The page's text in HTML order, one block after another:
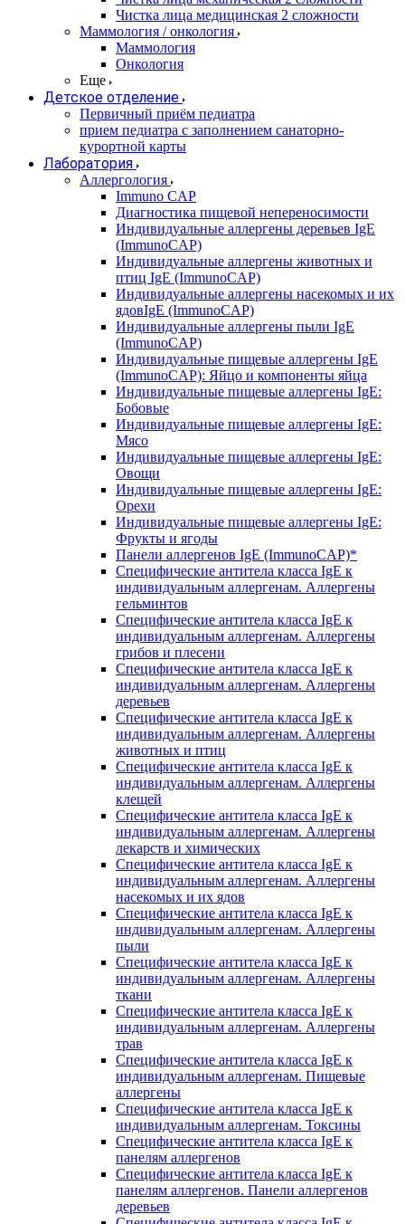
Чистка лица медицинская 2 сложности
Маммология / онкология
Маммология
Онкология
Еще
Детское отделение
Первичный приём педиатра
прием педиатра с заполнением санаторно-
курортной карты
Лаборатория
Аллергология
Immuno CAP
Диагностика пищевой непереносимости
Индивидуальные аллергены деревьев IgE
(ImmunoCAP)
Индивидуальные аллергены животных и
птиц IgE (ImmunoCAP)
Индивидуальные аллергены насекомых и их
ядовIgE (ImmunoCAP)
Индивидуальные аллергены пыли IgE
(ImmunoCAP)
Индивидуальные пищевые аллергены IgE
(ImmunoCAP): Яйцо и компоненты яйца
Индивидуальные пищевые аллергены IgE:
Бобовые
Индивидуальные пищевые аллергены IgE:
Мясо
Индивидуальные пищевые аллергены IgE:
Овощи
Индивидуальные пищевые аллергены IgE:
Орехи
Индивидуальные пищевые аллергены IgE:
Фрукты и ягоды
Панели аллергенов IgE (ImmunoCAP)*
Специфические антитела класса IgE к
индивидуальным аллергенам. Аллергены
гельминтов
Специфические антитела класса IgE к
индивидуальным аллергенам. Аллергены
грибов и плесени
Специфические антитела класса IgE к
индивидуальным аллергенам. Аллергены
деревьев
Специфические антитела класса IgE к
индивидуальным аллергенам. Аллергены
животных и птиц
Специфические антитела класса IgE к
индивидуальным аллергенам. Аллергены
клещей
Специфические антитела класса IgE к
индивидуальным аллергенам. Аллергены
лекарств и химических
Специфические антитела класса IgE к
индивидуальным аллергенам. Аллергены
насекомых и их ядов
Специфические антитела класса IgE к
индивидуальным аллергенам. Аллергены
пыли
Специфические антитела класса IgE к
индивидуальным аллергенам. Аллергены
ткани
Специфические антитела класса IgE к
индивидуальным аллергенам. Аллергены
трав
Специфические антитела класса IgE к
индивидуальным аллергенам. Пищевые
аллергены
Специфические антитела класса IgE к
индивидуальным аллергенам. Токсины
Специфические антитела класса IgE к
панелям аллергенов
Специфические антитела класса IgE к
панелям аллергенов. Панели аллергенов
деревьев